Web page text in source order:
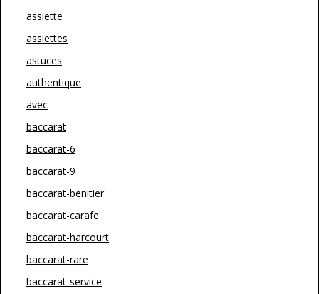
assiette
assiettes
astuces
authentique
avec
baccarat
baccarat-6
baccarat-9
baccarat-benitier
baccarat-carafe
baccarat-harcourt
baccarat-rare
baccarat-service